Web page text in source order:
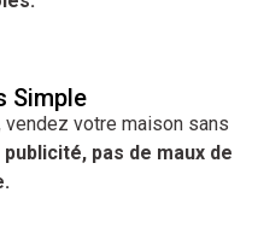
Simple
vendez votre maison sans
publicité, pas de maux de